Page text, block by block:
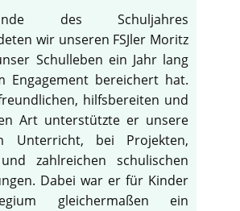
des Schuljahres
wir unseren FSJler Moritz
Schulleben ein Jahr lang
Engagement bereichert hat.
hilfsbereiten und
Art unterstützte er unsere
Unterricht, bei Projekten,
zahlreichen schulischen
Dabei war er für Kinder
gleichermaßen ein